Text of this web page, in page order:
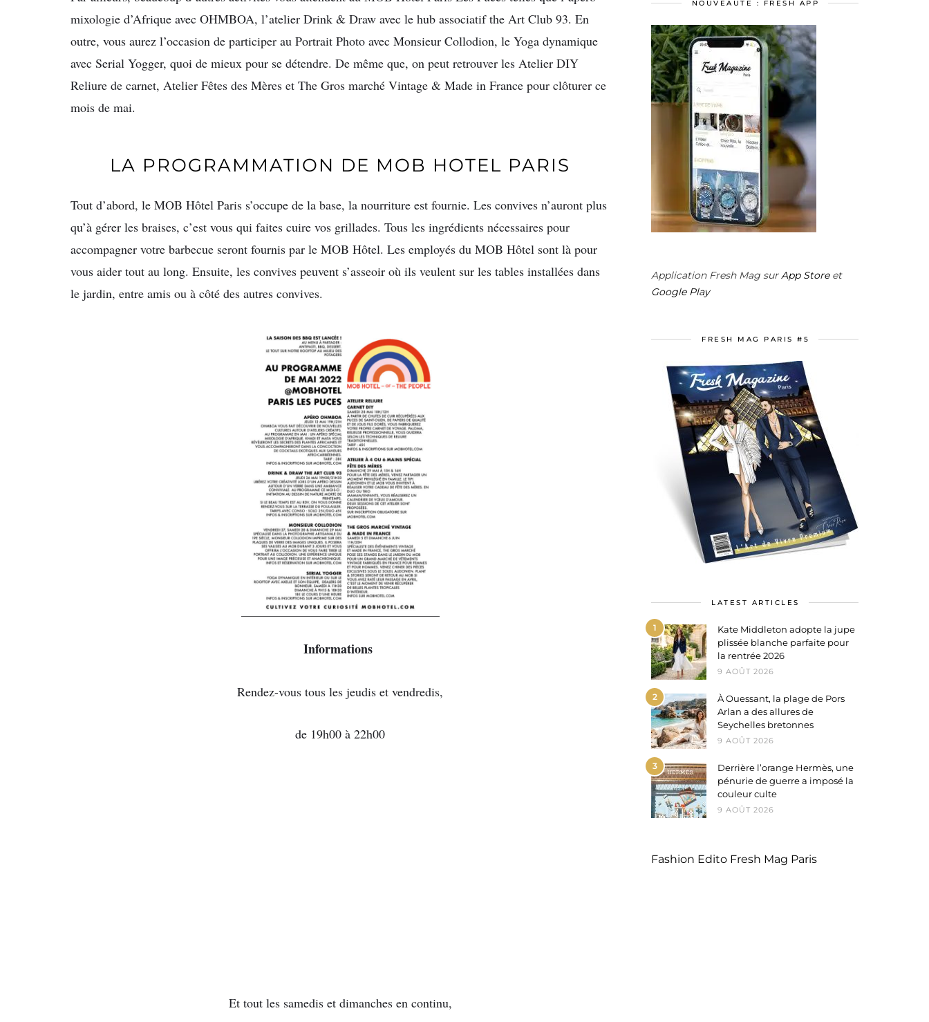
mixologie d’Afrique avec OHMBOA, l’atelier Drink & Draw avec le hub associatif the Art Club 93. En
outre, vous aurez l’occasion de participer au Portrait Photo avec Monsieur Collodion, le Yoga dynamique
avec Serial Yogger, quoi de mieux pour se détendre. De même que, on peut retrouver les Atelier DIY
Reliure de carnet, Atelier Fêtes des Mères et The Gros marché Vintage & Made in France pour clôturer ce
mois de mai.
LA PROGRAMMATION DE MOB HOTEL PARIS
Tout d’abord, le MOB Hôtel Paris s’occupe de la base, la nourriture est fournie. Les convives n’auront plus
qu’à gérer les braises, c’est vous qui faites cuire vos grillades. Tous les ingrédients nécessaires pour
accompagner votre barbecue seront fournis par le MOB Hôtel. Les employés du MOB Hôtel sont là pour
vous aider tout au long. Ensuite, les convives peuvent s’asseoir où ils veulent sur les tables installées dans
le jardin, entre amis ou à côté des autres convives.
Informations
Rendez-vous tous les jeudis et vendredis,
de 19h00 à 22h00
Et tout les samedis et dimanches en continu,
NOUVEAUTÉ : FRESH APP
Application Fresh Mag surApp Storeet
Google Play
FRESH MAG PARIS #5
LATEST ARTICLES
1
Kate Middleton adopte la jupe
plissée blanche parfaite pour
la rentrée 2026
9 AOÛT 2026
2
À Ouessant, la plage de Pors
Arlan a des allures de
Seychelles bretonnes
9 AOÛT 2026
3
Derrière l’orange Hermès, une
pénurie de guerre a imposé la
couleur culte
9 AOÛT 2026
Fashion Edito Fresh Mag Paris